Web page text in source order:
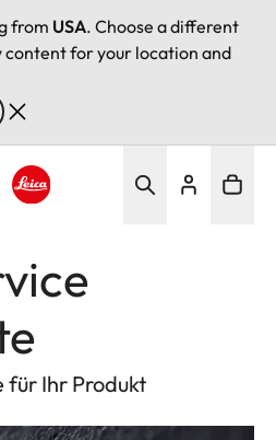
from USA. Choose a different
for your location and
für Ihr Produkt